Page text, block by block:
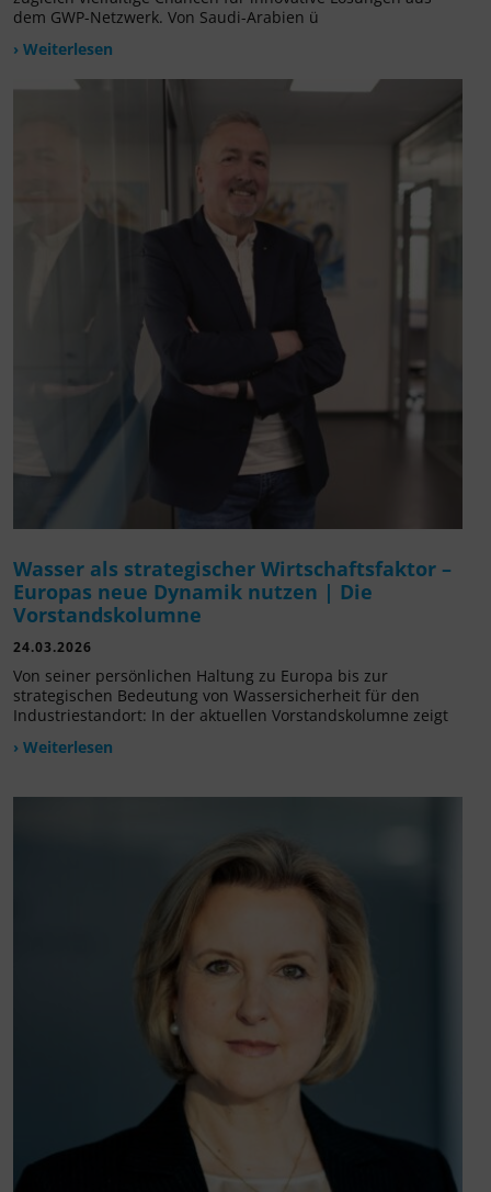
dem GWP-Netzwerk. Von Saudi-Arabien ü
› Weiterlesen
Wasser als strategischer Wirtschaftsfaktor –
Europas neue Dynamik nutzen | Die
Vorstandskolumne
24.03.2026
Von seiner persönlichen Haltung zu Europa bis zur
strategischen Bedeutung von Wassersicherheit für den
Industriestandort: In der aktuellen Vorstandskolumne zeigt
› Weiterlesen